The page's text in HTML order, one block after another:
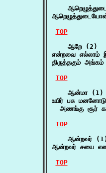
TOP
    ஆறே (2)
என்றவை எல்லாம்
திருத்தகும்
TOP
    ஆன்மா (1)
உயிர் பசு
அணங்கு சூர்
TOP
ஆன்றவர்
ஆன்றவர் சயை
TOP